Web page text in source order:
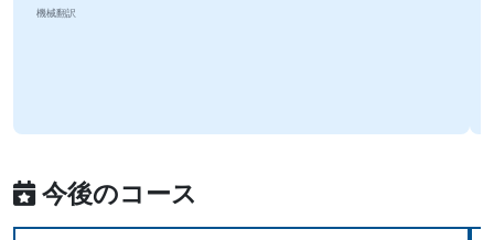
機械翻訳
今後のコース